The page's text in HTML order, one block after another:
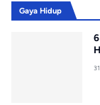
Gaya Hidup